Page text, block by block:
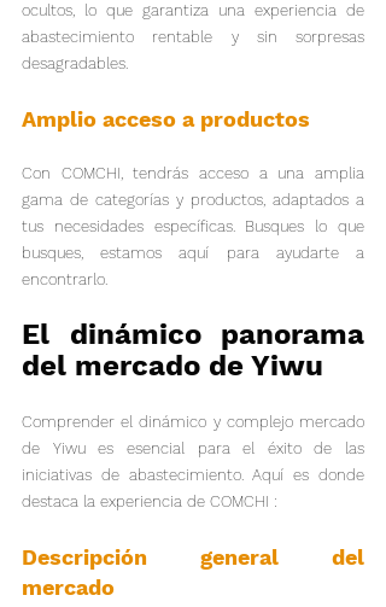
ocultos, lo que garantiza una experiencia de
abastecimiento rentable y sin sorpresas
desagradables.
Amplio acceso a productos
Con COMCHI, tendrás acceso a una amplia
gama de categorías y productos, adaptados a
tus necesidades específicas. Busques lo que
busques, estamos aquí para ayudarte a
encontrarlo.
El dinámico panorama
del mercado de Yiwu
Comprender el dinámico y complejo mercado
de Yiwu es esencial para el éxito de las
iniciativas de abastecimiento. Aquí es donde
destaca la experiencia de COMCHI :
Descripción general del
mercado